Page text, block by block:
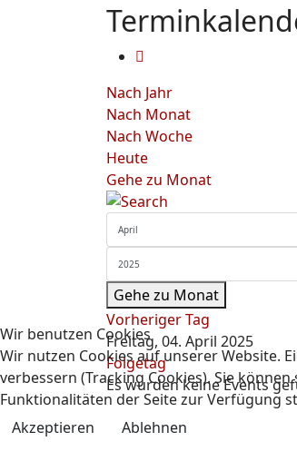
Nach Jahr
Nach Monat
Nach Woche
Heute
Gehe zu Monat
Gehe zu Monat
Vorheriger Tag
Freitag, 04. April 2025
Folgetag
Es wurden keine Events
Wir benutzen Cookies
Wir nutzen Cookies auf unserer Website.
verbessern (Tracking Cookies). Sie
Funktionalitäten der Seite zur Verfügung
Akzeptieren
Ablehnen